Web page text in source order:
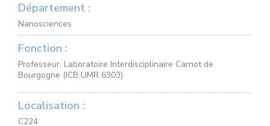
Département :
Nanosciences
Fonction :
Professeur, Laboratoire Interdisciplinaire Carnot de
Bourgogne (ICB UMR 6303)
Localisation :
C224